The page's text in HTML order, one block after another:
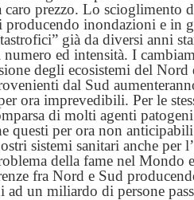
caro prezzo. Lo scioglimento
inondazioni e in
già da diversi anni
numero ed intensità. I
degli ecosistemi del
dal Sud
ora imprevedibili. Per le
di molti agenti
questi per ora non
sistemi sanitari anche per
della fame nel Mondo
fra Nord e Sud
un miliardo di persone